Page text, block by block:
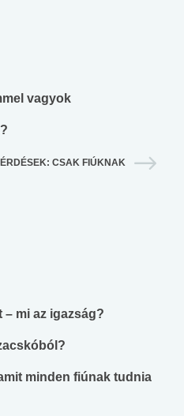
vagyok
CSAK FIÚKNAK
mi az igazság?
minden fiúnak tudnia